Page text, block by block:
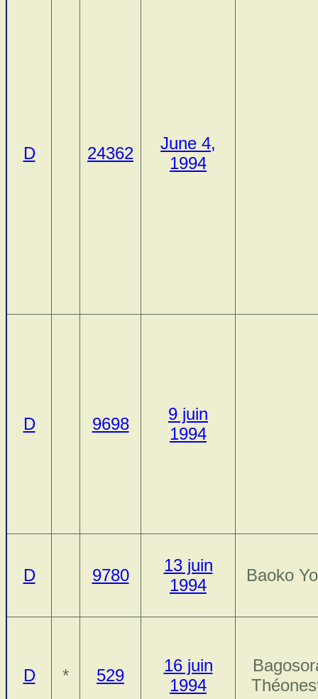
D 24362
June 4,
1994
D 9698
9 juin
1994
D 9780
13 juin
1994
Baoko
D * 529
16 juin
1994